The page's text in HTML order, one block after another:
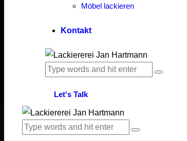
Möbel lackieren
Kontakt
Let's Talk